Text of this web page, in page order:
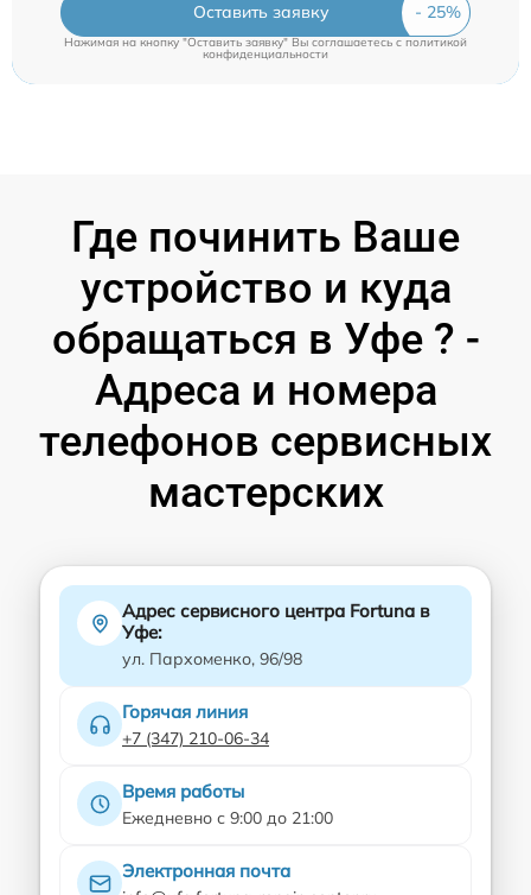
Оставить заявку
Нажимая на кнопку "Оставить заявку" Вы соглашаетесь c политикой
конфиденциальности
Где починить Ваше
устройство и куда
обращаться в Уфе ? -
Адреса и номера
телефонов сервисных
мастерских
Адрес сервисного центра Fortuna в
Уфе:
ул. Пархоменко, 96/98
Горячая линия
+7 (347) 210-06-34
Время работы
Ежедневно с 9:00 до 21:00
Электронная почта